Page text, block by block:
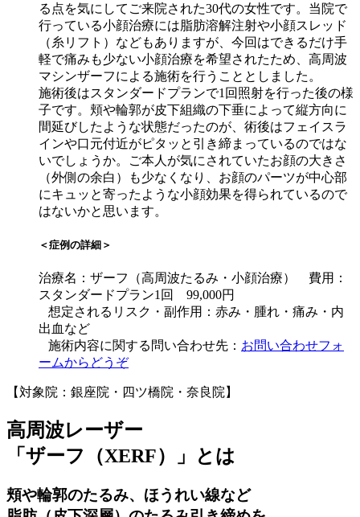
る点を気にしてご来院された30代の女性です。当院で
行っている小顔治療には脂肪溶解注射や小顔スレッド
（糸リフト）などもありますが、今回はできるだけ手
軽で痛みも少ない小顔治療を希望されたため、高周波
マシンザーフによる施術を行うこととしました。
施術後はスタンダードプランで1回照射を行った後の様
子です。頬や輪郭が皮下組織の下垂によって縦方向に
間延びしたような状態だったのが、術後はフェイスラ
インや口元付近がピタッと引き締まっているのではな
いでしょうか。ご本人が気にされていたお顔の大きさ
（外側の余白）も少なくなり、お顔のパーツが中心部
にキュッと寄ったような小顔効果を得られているので
はないかと思います。
＜症例の詳細＞
治療名：ザーフ（高周波たるみ・小顔治療） 費用：
スタンダードプラン1回 99,000円
想定されるリスク・副作用：赤み・腫れ・痛み・内
出血など
施術内容に関する問い合わせ先： お問い合わせフォ
ームからどうぞ
【対象院：銀座院・四ツ橋院・奈良院】
高周波レーザー
「ザーフ（XERF）」とは
頬や輪郭のたるみ、ほうれい線など